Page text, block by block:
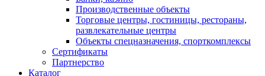
Производственные объекты
Торговые центры, гостиницы, рестораны,
развлекательные центры
Объекты спецназначения, спорткомплексы
Сертификаты
Партнерство
Каталог